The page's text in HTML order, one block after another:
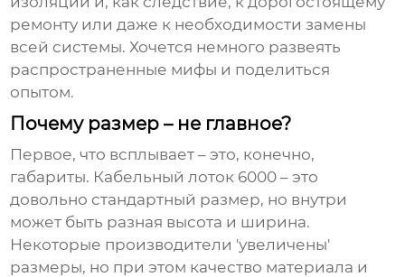
ремонту или даже к необходимости замены
всей системы. Хочется немного развеять
распространенные мифы и поделиться
опытом.
Почему размер – не главное?
Первое, что всплывает – это, конечно,
габариты. Кабельный лоток 6000 – это
довольно стандартный размер, но внутри
может быть разная высота и ширина.
Некоторые производители 'увеличены'
размеры, но при этом качество материала и